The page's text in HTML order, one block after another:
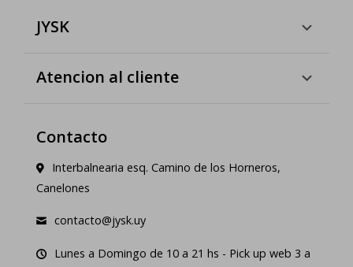
JYSK
Atencion al cliente
Contacto
Interbalnearia esq. Camino de los Horneros,
Canelones
contacto@jysk.uy
Lunes a Domingo de 10 a 21 hs - Pick up web 3 a